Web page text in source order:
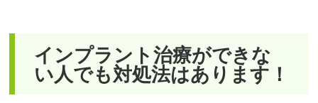
インプラント治療ができな
い人でも対処法はあります！